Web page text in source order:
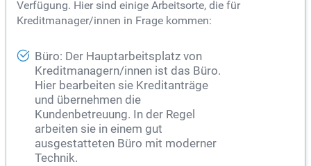
Verfügung. Hier sind einige Arbeitsorte, die für
Kreditmanager/innen in Frage kommen:
Büro: Der Hauptarbeitsplatz von
Kreditmanagern/innen ist das Büro.
Hier bearbeiten sie Kreditanträge
und übernehmen die
Kundenbetreuung. In der Regel
arbeiten sie in einem gut
ausgestatteten Büro mit moderner
Technik.